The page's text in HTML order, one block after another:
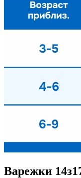
Варежки